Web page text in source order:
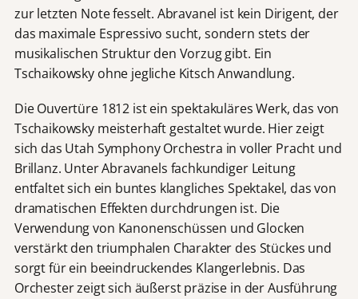
zur letzten Note fesselt. Abravanel ist kein Dirigent, der
das maximale Espressivo sucht, sondern stets der
musikalischen Struktur den Vorzug gibt. Ein
Tschaikowsky ohne jegliche Kitsch Anwandlung.
Die Ouvertüre 1812 ist ein spektakuläres Werk, das von
Tschaikowsky meisterhaft gestaltet wurde. Hier zeigt
sich das Utah Symphony Orchestra in voller Pracht und
Brillanz. Unter Abravanels fachkundiger Leitung
entfaltet sich ein buntes klangliches Spektakel, das von
dramatischen Effekten durchdrungen ist. Die
Verwendung von Kanonenschüssen und Glocken
verstärkt den triumphalen Charakter des Stückes und
sorgt für ein beeindruckendes Klangerlebnis. Das
Orchester zeigt sich äußerst präzise in der Ausführung